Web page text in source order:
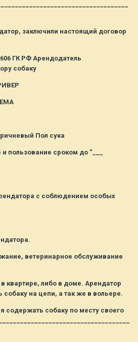
заключили настоящий договор
ГК РФ Арендодатель
собаку
Пол сука
пользование сроком до “___
с соблюдением особых
ветеринарное обслуживание
квартире, либо в доме. Арендатор
собаку на цепи, а так же в вольере.
содержать собаку по месту своего